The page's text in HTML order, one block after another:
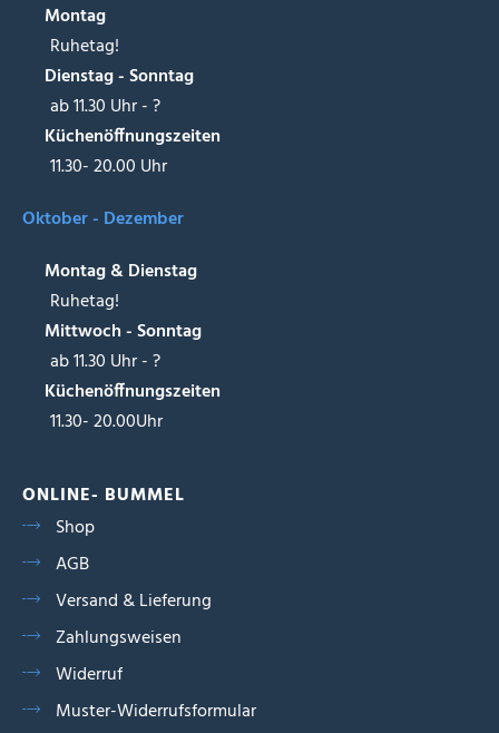
Montag
Ruhetag!
Dienstag - Sonntag
ab 11.30 Uhr - ?
Küchenöffnungszeiten
11.30- 20.00 Uhr
Oktober - Dezember
Montag & Dienstag
Ruhetag!
Mittwoch - Sonntag
ab 11.30 Uhr - ?
Küchenöffnungszeiten
11.30- 20.00Uhr
ONLINE- BUMMEL
Shop
AGB
Versand & Lieferung
Zahlungsweisen
Widerruf
Muster-Widerrufsformular